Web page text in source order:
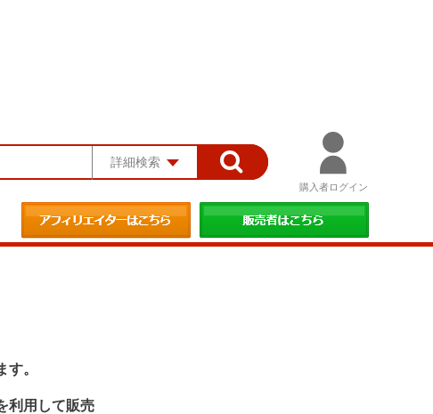
詳細検索
購入者ログイン
。
利用して販売